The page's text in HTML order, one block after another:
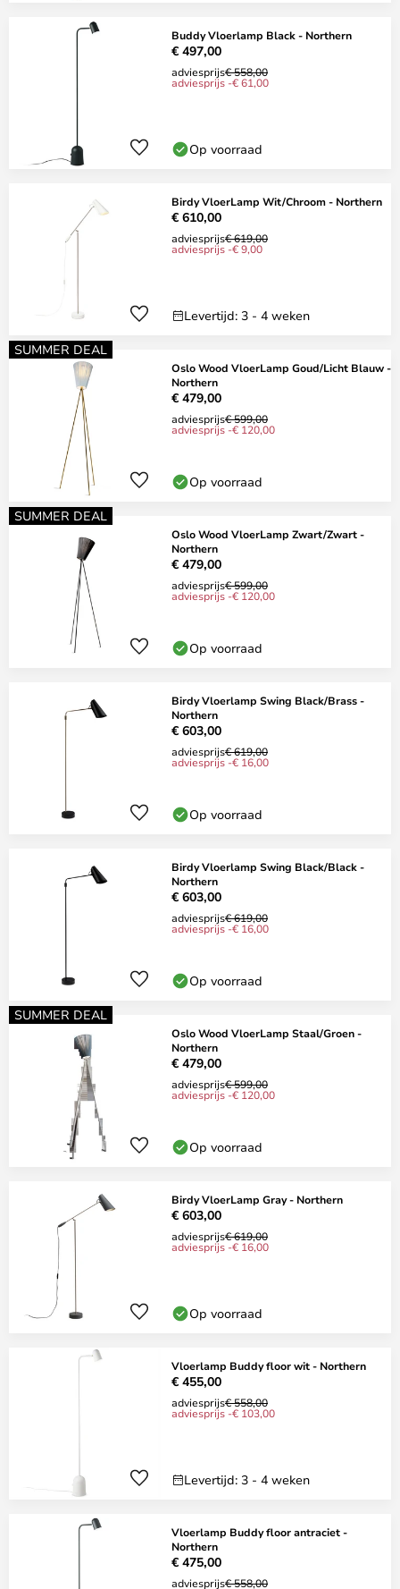
Buddy Vloerlamp Black - Northern
€ 497,00
adviesprijs€ 558,00
adviesprijs -€ 61,00
Op voorraad
Birdy VloerLamp Wit/Chroom - Northern
€ 610,00
adviesprijs€ 619,00
adviesprijs -€ 9,00
Levertijd: 3 - 4 weken
SUMMER DEAL
Oslo Wood VloerLamp Goud/Licht Blauw -
Northern
€ 479,00
adviesprijs€ 599,00
adviesprijs -€ 120,00
Op voorraad
SUMMER DEAL
Oslo Wood VloerLamp Zwart/Zwart -
Northern
€ 479,00
adviesprijs€ 599,00
adviesprijs -€ 120,00
Op voorraad
Birdy Vloerlamp Swing Black/Brass -
Northern
€ 603,00
adviesprijs€ 619,00
adviesprijs -€ 16,00
Op voorraad
Birdy Vloerlamp Swing Black/Black -
Northern
€ 603,00
adviesprijs€ 619,00
adviesprijs -€ 16,00
Op voorraad
SUMMER DEAL
Oslo Wood VloerLamp Staal/Groen -
Northern
€ 479,00
adviesprijs€ 599,00
adviesprijs -€ 120,00
Op voorraad
Birdy VloerLamp Gray - Northern
€ 603,00
adviesprijs€ 619,00
adviesprijs -€ 16,00
Op voorraad
Vloerlamp Buddy floor wit - Northern
€ 455,00
adviesprijs€ 558,00
adviesprijs -€ 103,00
Levertijd: 3 - 4 weken
Vloerlamp Buddy floor antraciet -
Northern
€ 475,00
adviesprijs€ 558,00